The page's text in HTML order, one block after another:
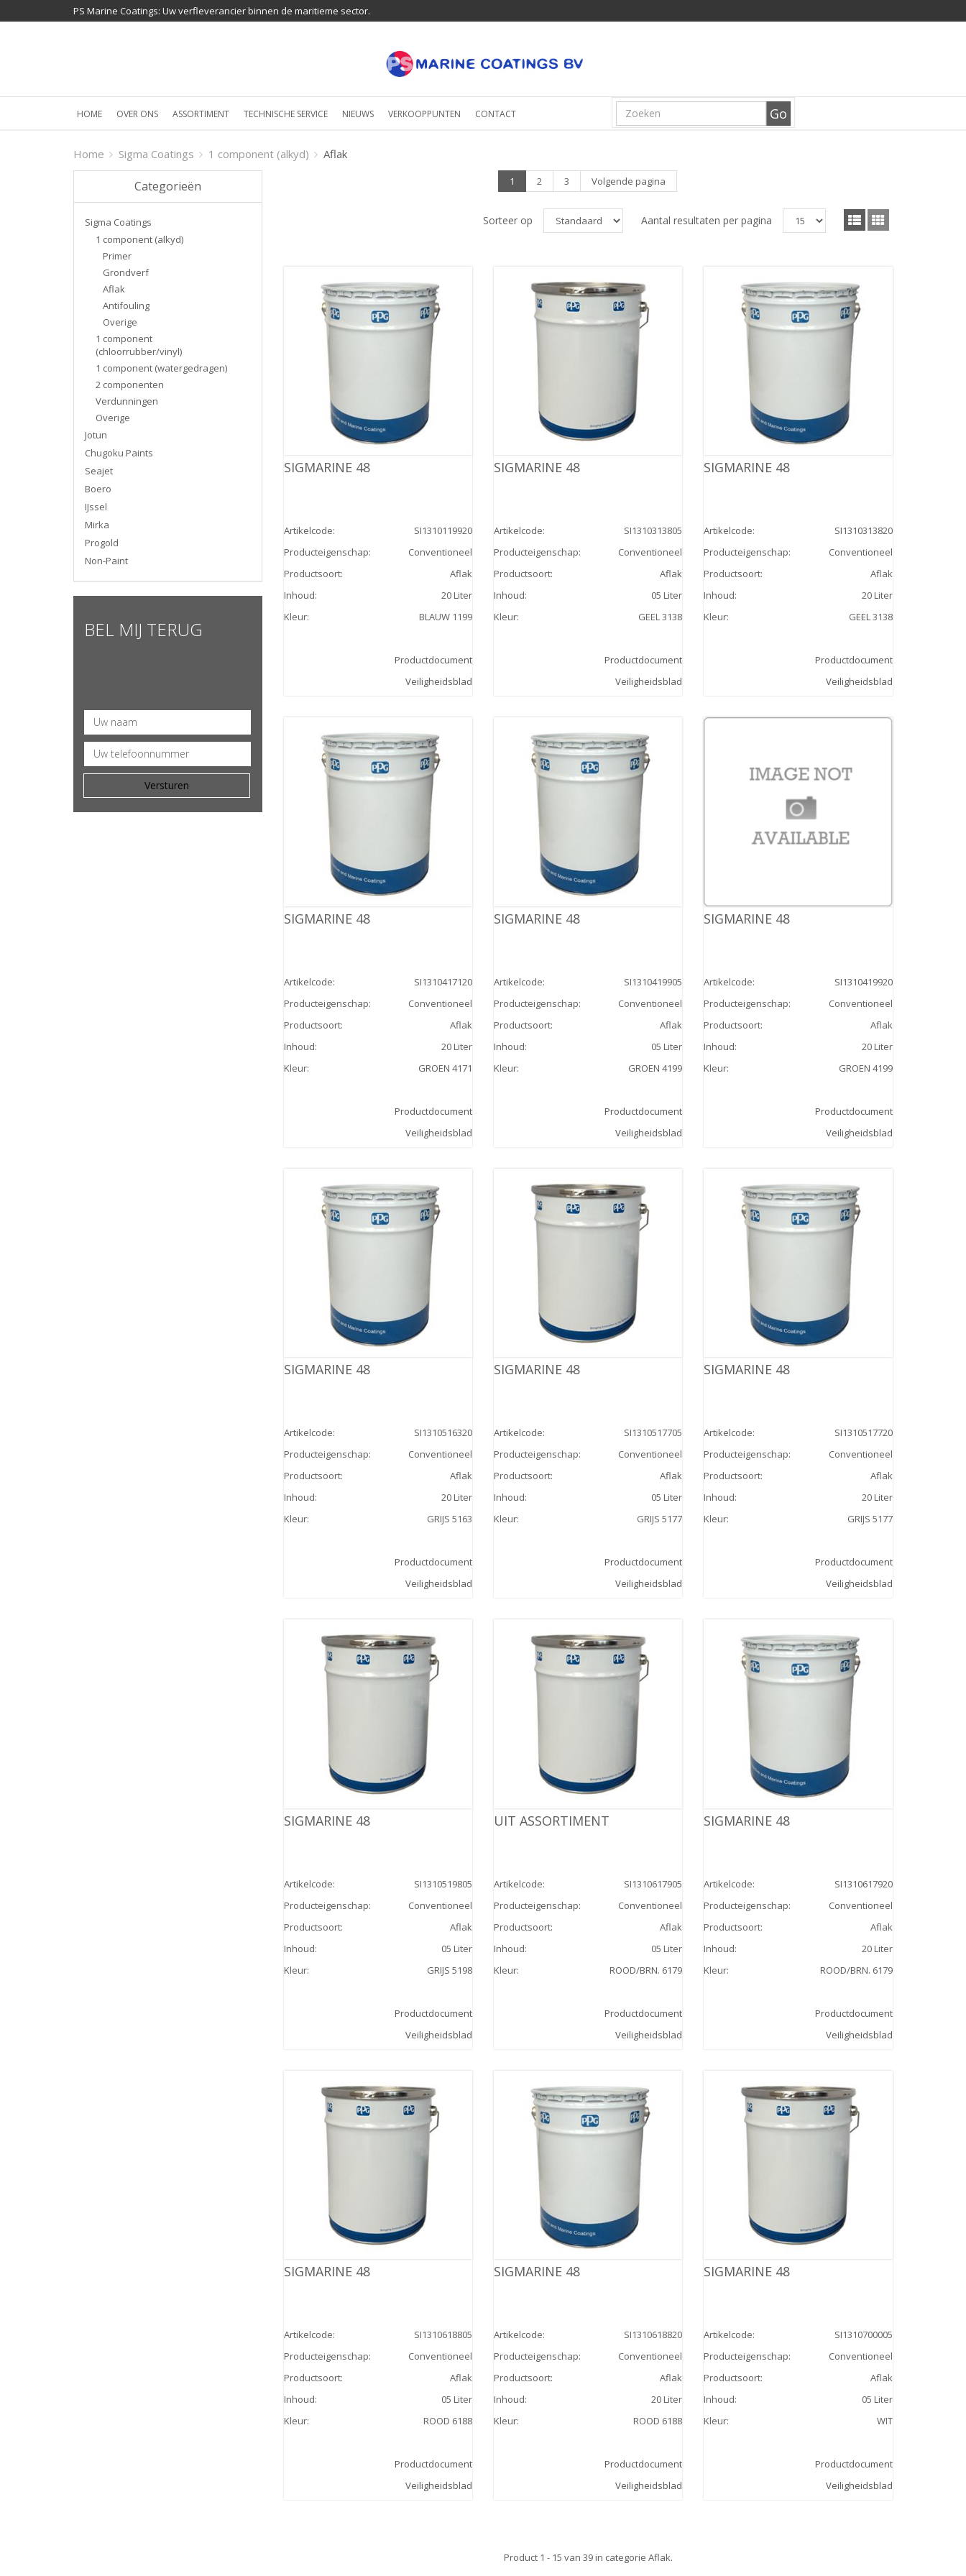
PS Marine Coatings: Uw verfleverancier binnen de maritieme sector.
HOME OVER ONS ASSORTIMENT TECHNISCHE SERVICE NIEUWS VERKOOPPUNTEN CONTACT
Home Sigma Coatings 1 component (alkyd) Aflak
Categorieën
Sigma Coatings
1 component (alkyd)
Primer
Grondverf
Aflak
Antifouling
Overige
1 component
(chloorrubber/vinyl)
1 component (watergedragen)
2 componenten
Verdunningen
Overige
Jotun
Chugoku Paints
Seajet
Boero
IJssel
Mirka
Progold
Non-Paint
BEL MIJ TERUG
1 2 3 Volgende pagina
Aantal resultaten per pagina
Sorteer op
SIGMARINE 48
Artikelcode:
SI1310119920
Producteigenschap:
Conventioneel
Productsoort:
Aflak
Inhoud:
20 Liter
Kleur: BLAUW 1199
Productdocument
Veiligheidsblad
SIGMARINE 48
Artikelcode:
SI1310313805
Producteigenschap:
Conventioneel
Productsoort:
Aflak
Inhoud:
05 Liter
Kleur: GEEL 3138
Productdocument
Veiligheidsblad
SIGMARINE 48
Artikelcode:
SI1310313820
Producteigenschap:
Conventioneel
Productsoort:
Aflak
Inhoud:
20 Liter
Kleur: GEEL 3138
Productdocument
Veiligheidsblad
SIGMARINE 48
Artikelcode:
SI1310417120
Producteigenschap:
Conventioneel
Productsoort:
Aflak
Inhoud:
20 Liter
Kleur: GROEN 4171
Productdocument
Veiligheidsblad
SIGMARINE 48
Artikelcode:
SI1310419905
Producteigenschap:
Conventioneel
Productsoort:
Aflak
Inhoud:
05 Liter
Kleur: GROEN 4199
Productdocument
Veiligheidsblad
SIGMARINE 48
Artikelcode:
SI1310419920
Producteigenschap:
Conventioneel
Productsoort:
Aflak
Inhoud:
20 Liter
Kleur: GROEN 4199
Productdocument
Veiligheidsblad
SIGMARINE 48
Artikelcode:
SI1310516320
Producteigenschap:
Conventioneel
Productsoort:
Aflak
Inhoud:
20 Liter
Kleur: GRIJS 5163
Productdocument
Veiligheidsblad
SIGMARINE 48
Artikelcode:
SI1310517705
Producteigenschap:
Conventioneel
Productsoort:
Aflak
Inhoud:
05 Liter
Kleur: GRIJS 5177
Productdocument
Veiligheidsblad
SIGMARINE 48
Artikelcode:
SI1310517720
Producteigenschap:
Conventioneel
Productsoort:
Aflak
Inhoud:
20 Liter
Kleur: GRIJS 5177
Productdocument
Veiligheidsblad
SIGMARINE 48
Artikelcode:
SI1310519805
Producteigenschap:
Conventioneel
Productsoort:
Aflak
Inhoud:
05 Liter
Kleur: GRIJS 5198
Productdocument
Veiligheidsblad
UIT ASSORTIMENT
Artikelcode:
SI1310617905
Producteigenschap:
Conventioneel
Productsoort:
Aflak
Inhoud:
05 Liter
Kleur: ROOD/BRN. 6179
Productdocument
Veiligheidsblad
SIGMARINE 48
Artikelcode:
SI1310617920
Producteigenschap:
Conventioneel
Productsoort:
Aflak
Inhoud:
20 Liter
Kleur: ROOD/BRN. 6179
Productdocument
Veiligheidsblad
SIGMARINE 48
Artikelcode:
SI1310618805
Producteigenschap:
Conventioneel
Productsoort:
Aflak
Inhoud:
05 Liter
Kleur: ROOD 6188
Productdocument
Veiligheidsblad
SIGMARINE 48
Artikelcode:
SI1310618820
Producteigenschap:
Conventioneel
Productsoort:
Aflak
Inhoud:
20 Liter
Kleur: ROOD 6188
Productdocument
Veiligheidsblad
SIGMARINE 48
Artikelcode:
SI1310700005
Producteigenschap:
Conventioneel
Productsoort:
Aflak
Inhoud:
05 Liter
Kleur: WIT
Productdocument
Veiligheidsblad
Product 1 - 15 van 39 in categorie Aflak.